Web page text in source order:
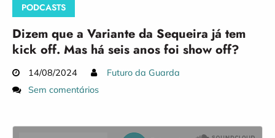
PODCASTS
Dizem que a Variante da Sequeira já tem
kick off. Mas há seis anos foi show off?
14/08/2024
Futuro da Guarda
Sem comentários